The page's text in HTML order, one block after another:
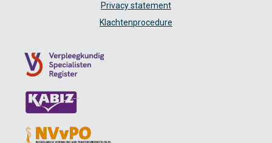
Privacy statement
Klachtenprocedure